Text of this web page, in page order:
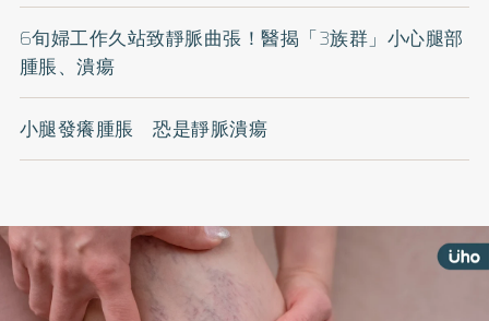
6旬婦工作久站致靜脈曲張！醫揭「3族群」小心腿部
腫脹、潰瘍
小腿發癢腫脹 恐是靜脈潰瘍